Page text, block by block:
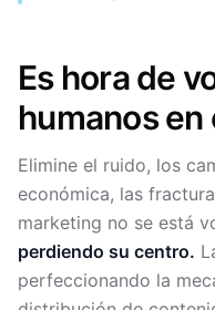
Es hora de
humanos
Elimine el ruido, los
económica, las
marketing no se está
perdiendo su centro.
perfeccionando la